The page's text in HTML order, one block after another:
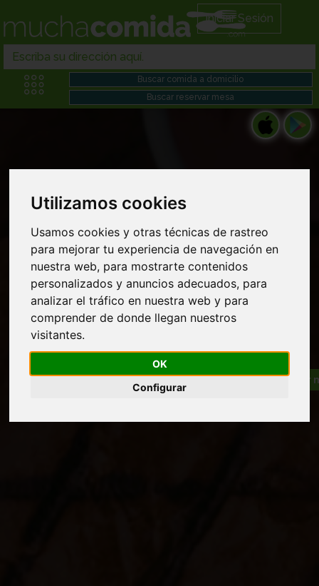
Utilizamos cookies
Usamos cookies y otras técnicas de rastreo
para mejorar tu experiencia de navegación en
nuestra web, para mostrarte contenidos
personalizados y anuncios adecuados, para
analizar el tráfico en nuestra web y para
comprender de donde llegan nuestros
visitantes.
OK
Configurar
Iniciar Sesión
Restaurantes en Comida chilena domicilio
cerca de mi